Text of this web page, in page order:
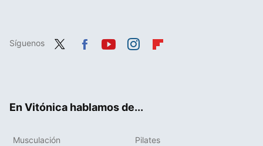
Síguenos
En Vitónica hablamos de...
Musculación Pilates